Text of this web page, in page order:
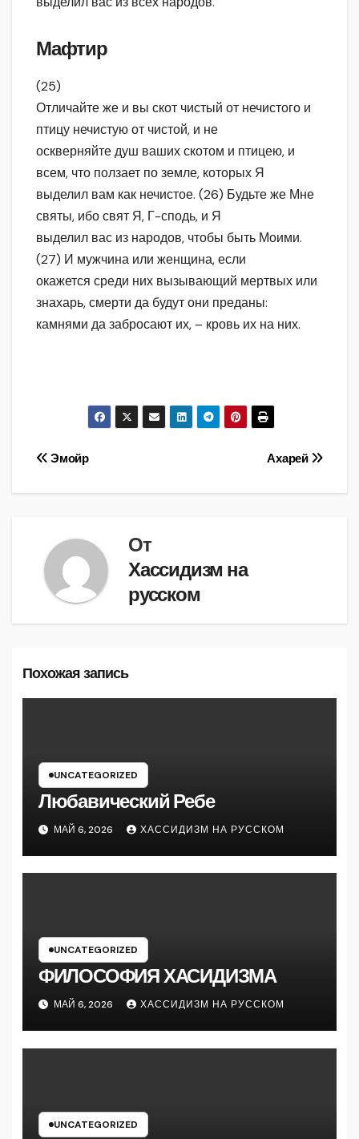
Мафтир
(25)
Отличайте же и вы скот чистый от нечистого и
птицу нечистую от чистой, и не
оскверняйте душ ваших скотом и птицею, и
всем, что ползает по земле, которых Я
выделил вам как нечистое. (26) Будьте же Мне
святы, ибо свят Я, Г-сподь, и Я
выделил вас из народов, чтобы быть Моими.
(27) И мужчина или женщина, если
окажется среди них вызывающий мертвых или
знахарь, смерти да будут они преданы:
камнями да забросают их, – кровь их на них.
Навигация
по
Ахарей
Эмойр
От
Хассидизм на
русском
Похожая запись
UNCATEGORIZED
Любавический Ребе
МАЙ 6, 2026 ХАССИДИЗМ НА РУССКОМ
UNCATEGORIZED
ФИЛОСОФИЯ ХАСИДИЗМА
МАЙ 6, 2026 ХАССИДИЗМ НА РУССКОМ
UNCATEGORIZED